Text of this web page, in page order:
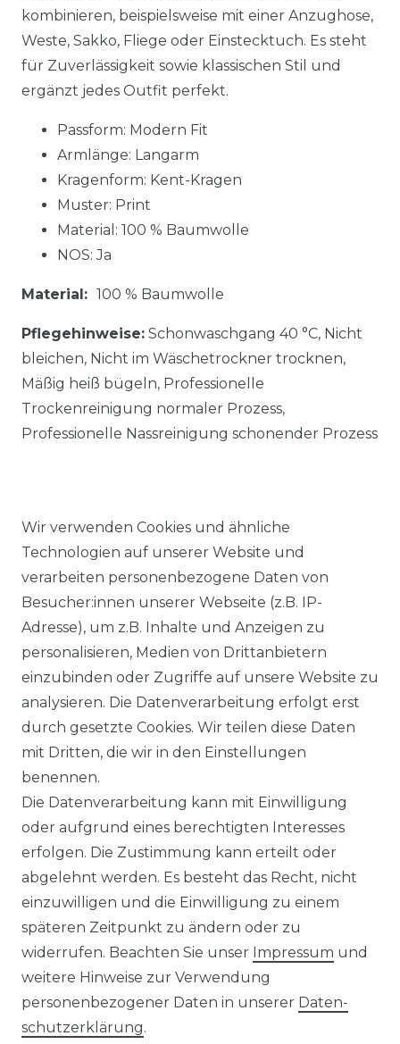
kombinieren, beispielsweise mit einer Anzughose,
Weste, Sakko, Fliege oder Einstecktuch. Es steht
für Zuverlässigkeit sowie klassischen Stil und
ergänzt jedes Outfit perfekt.
Passform: Modern Fit
Armlänge: Langarm
Kragenform: Kent-Kragen
Muster: Print
Material: 100 % Baumwolle
NOS: Ja
Material: 100 % Baumwolle
Pflegehinweise: Schonwaschgang 40 °C, Nicht
bleichen, Nicht im Wäschetrockner trocknen,
Mäßig heiß bügeln, Professionelle
Trockenreinigung normaler Prozess,
Professionelle Nassreinigung schonender Prozess
Ähnlicher Artikel
Venti - Body Fit -
Bügelleichtes Herren Langarm
Hemd (134134900)
UVP 49,99 €
ab 47,99 € *
Impressum Daten­schutz­erklärung
Wir verwenden Cookies und ähnliche
Technologien auf unserer Website und
verarbeiten personenbezogene Daten von
Besucher:innen unserer Webseite (z.B. IP-
Adresse), um z.B. Inhalte und Anzeigen zu
personalisieren, Medien von Drittanbietern
einzubinden oder Zugriffe auf unsere Website zu
analysieren. Die Datenverarbeitung erfolgt erst
durch gesetzte Cookies. Wir teilen diese Daten
mit Dritten, die wir in den Einstellungen
benennen.
Die Datenverarbeitung kann mit Einwilligung
oder aufgrund eines berechtigten Interesses
erfolgen. Die Zustimmung kann erteilt oder
abgelehnt werden. Es besteht das Recht, nicht
einzuwilligen und die Einwilligung zu einem
späteren Zeitpunkt zu ändern oder zu
widerrufen. Beachten Sie unser Impressum und
weitere Hinweise zur Verwendung
personenbezogener Daten in unserer Daten­
schutz­erklärung.